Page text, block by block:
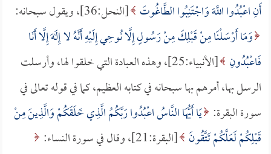
أَنِ اعْبُدُوا اللَّهَ وَاجْتَنِبُوا الطَّاغُوتَ [النحل:36]، ويقول سبحانه:
وَمَا أَرْسَلْنَا مِنْ قَبْلِكَ مِنْ رَسُولٍ إِلَّا نُوحِي إِلَيْهِ أَنَّهُ لا إِلَهَ إِلَّا أَنَا
فَاعْبُدُونِ
[الأنبياء:25]، وهذه العبادة التي خلقوا لها، وأرسلت
الرسل بها، أمرهم بها سبحانه في كتابه العظيم، كما في قوله تعالى في
سورة البقرة: يَا أَيُّهَا النَّاسُ اعْبُدُوا رَبَّكُمُ الَّذِي خَلَقَكُمْ وَالَّذِينَ مِنْ
قَبْلِكُمْ لَعَلَّكُمْ تَتَّقُونَ [البقرة:21]، وقال في سورة النساء: